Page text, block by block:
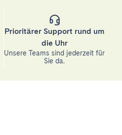
Prioritärer Support rund um
die Uhr
Unsere Teams sind jederzeit für
Sie da.